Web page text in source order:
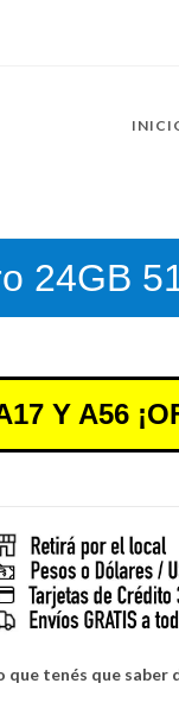
24GB
Y A56
que tenés que saber